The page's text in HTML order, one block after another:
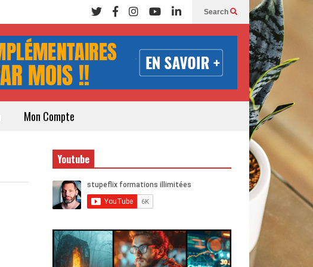
Search
Mon Compte
Youtube